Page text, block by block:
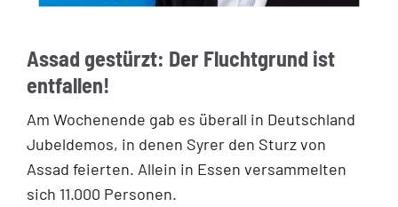
Assad gestürzt: Der Fluchtgrund ist
entfallen!
Am Wochenende gab es überall in Deutschland
Jubeldemos, in denen Syrer den Sturz von
Assad feierten. Allein in Essen versammelten
sich 11.000 Personen.